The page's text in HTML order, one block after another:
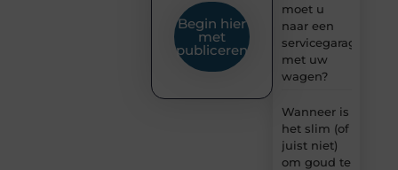
moet u
naar een
servicegarage
met uw
wagen?
Wanneer is
het slim (of
juist niet)
om goud te
Begin hier
met
publiceren